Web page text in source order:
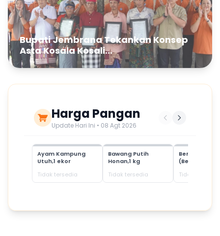
Bupati Jembrana Tekankan Konsep
Asta Kosala Kosali...
Harga Pangan
Update Hari Ini • 08 Agt 2026
Ayam Kampung
Utuh,1 ekor
Tidak tersedia
Bawang Putih
Honan,1 kg
Tidak tersedia
Beras
(Beras SPHP)
Tidak tersedia